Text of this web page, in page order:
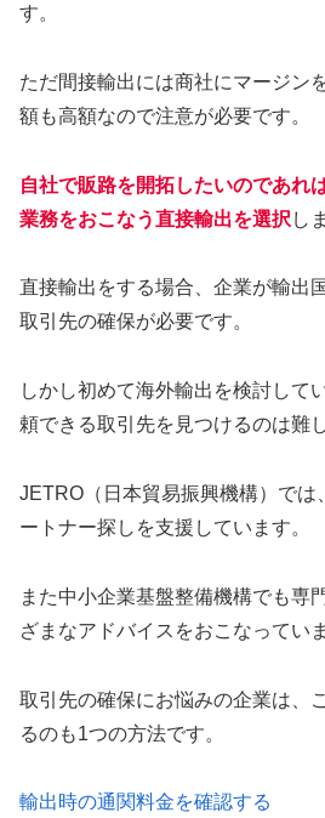
す。
ただ間接輸出には商社にマージン
額も高額なので注意が必要です。
自社で販路を開拓したいのであれ
業務をおこなう直接輸出を選択 し
直接輸出をする場合、企業が輸出
取引先の確保が必要です。
しかし初めて海外輸出を検討して
頼できる取引先を見つけるのは難
JETRO（日本貿易振興機構）では
ートナー探しを支援しています。
また中小企業基盤整備機構でも専
ざまなアドバイスをおこなっていま
取引先の確保にお悩みの企業は、
るのも1つの方法です。
輸出時の通関料金を確認する